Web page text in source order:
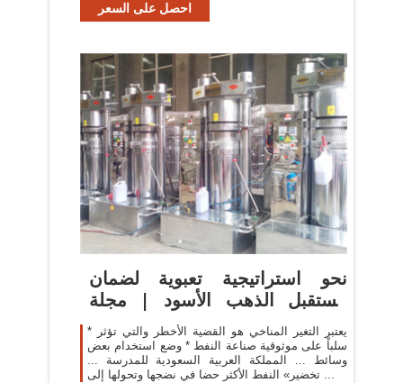
احصل على السعر
نحو استراتيجية تعبوية لضمان
مستقبل الذهب الأسود | مجلة
المجلة* يعتبر التغير المناخي هو القضية الأخطر والتي تؤثر
سلباً على موثوقية صناعة النفط * وضع استخدام بعض
وسائط ... المملكة العربية السعودية للمدرسة ...
تخضير» النفط الأكثر حضا في نضجها وتحولها إلى ...